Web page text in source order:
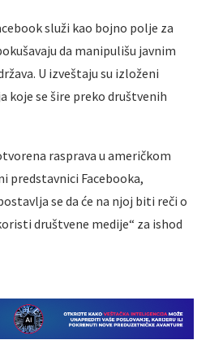
služi kao bojno polje za
da manipulišu javnim
U izveštaju su izloženi
koje se šire preko društvenih
rasprava u američkom
predstavnici Facebooka,
se da će na njoj biti reči o
društvene medije“ za ishod